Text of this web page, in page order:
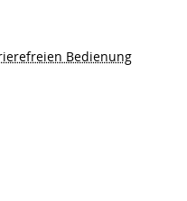
Bedienung